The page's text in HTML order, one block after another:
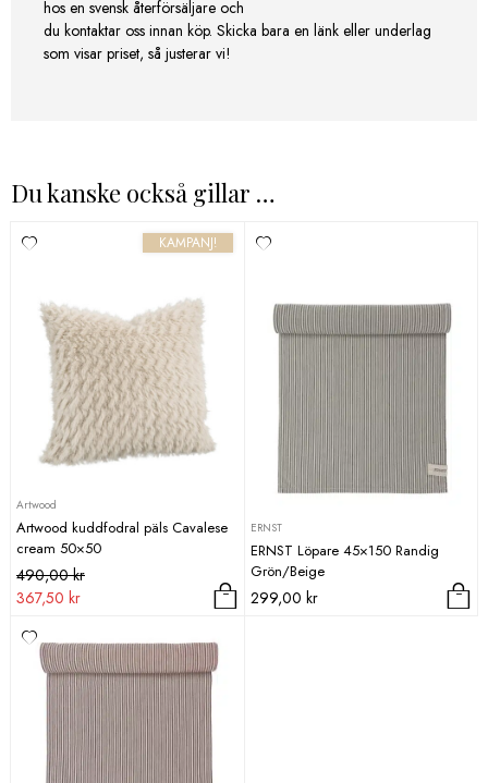
hos en svensk återförsäljare och
du kontaktar oss innan köp. Skicka bara en länk eller underlag
som visar priset, så justerar vi!
Du kanske också gillar …
KAMPANJ!
Artwood
Artwood kuddfodral päls Cavalese
cream 50×50
490,00kr
Det
ursprungliga
var:
490,00 kr.
367,50 kr
Det
nuvarande
är:
367,50 kr.
ERNST
ERNST Löpare 45×150 Randig
Grön/Beige
299,00 kr